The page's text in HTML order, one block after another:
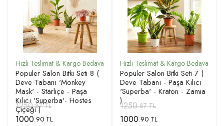
Popüler Salon Bitki Seti 8 (
Deve Tabanı 'Monkey
Mask' - Starliçe - Paşa
Kılıcı 'Superba'- Hostes
Çiçeği )
1250.87 TL
1000.90 TL
Popüler Salon Bitki Seti 7 (
Deve Tabanı - Paşa Kılıcı
'Superba' - Kraton - Zamia
)1250.87 TL
1000.90 TL